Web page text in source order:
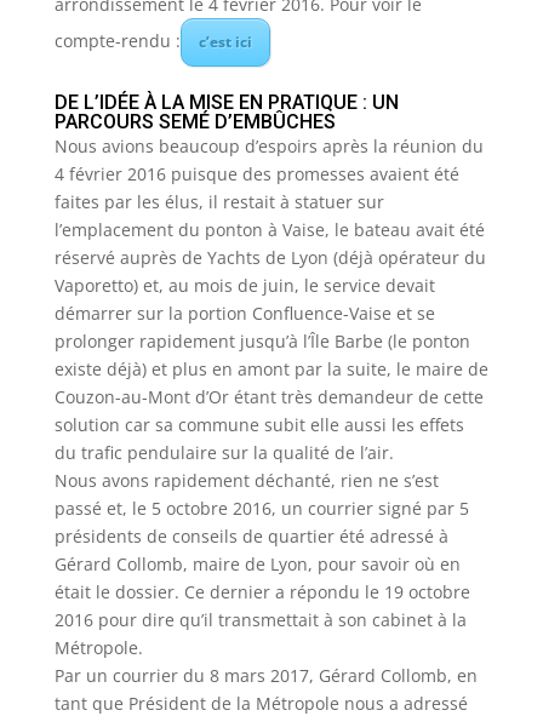
compte-rendu :
c’est ici
DE L’IDÉE À LA MISE EN PRATIQUE : UN
PARCOURS SEMÉ D’EMBÛCHES
Nous avions beaucoup d’espoirs après la réunion du
4 février 2016 puisque des promesses avaient été
faites par les élus, il restait à statuer sur
l’emplacement du ponton à Vaise, le bateau avait été
réservé auprès de Yachts de Lyon (déjà opérateur du
Vaporetto) et, au mois de juin, le service devait
démarrer sur la portion Confluence-Vaise et se
prolonger rapidement jusqu’à l’Île Barbe (le ponton
existe déjà) et plus en amont par la suite, le maire de
Couzon-au-Mont d’Or étant très demandeur de cette
solution car sa commune subit elle aussi les effets
du trafic pendulaire sur la qualité de l’air.
Nous avons rapidement déchanté, rien ne s’est
passé et, le 5 octobre 2016, un courrier signé par 5
présidents de conseils de quartier été adressé à
Gérard Collomb, maire de Lyon, pour savoir où en
était le dossier. Ce dernier a répondu le 19 octobre
2016 pour dire qu’il transmettait à son cabinet à la
Métropole.
Par un courrier du 8 mars 2017, Gérard Collomb, en
tant que Président de la Métropole nous a adressé